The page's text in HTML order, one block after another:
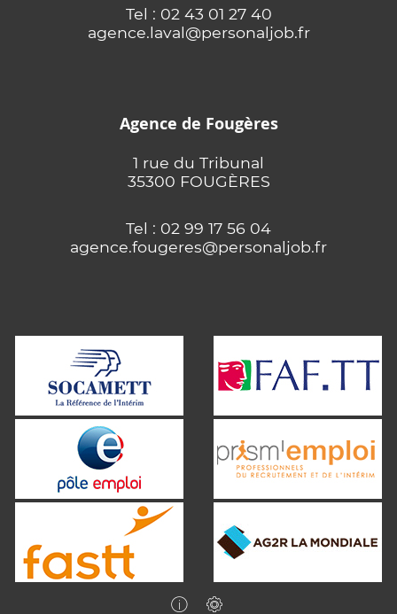
Tel : 02 43 01 27 40
agence.laval@personaljob.fr
Agence de Fougères
1 rue du Tribunal
35300 FOUGÈRES
Tel : 02 99 17 56 04
agence.fougeres@personaljob.fr